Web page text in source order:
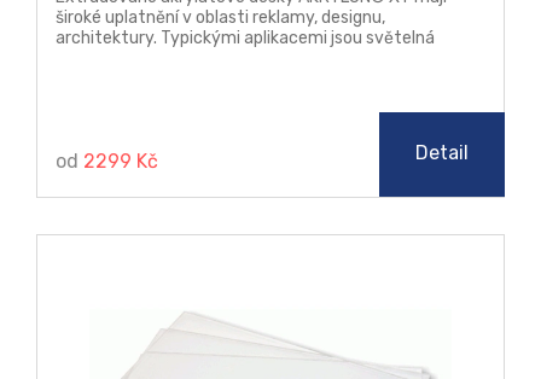
široké uplatnění v oblasti reklamy, designu,
architektury. Typickými aplikacemi jsou světelná
od 2299 Kč Detail